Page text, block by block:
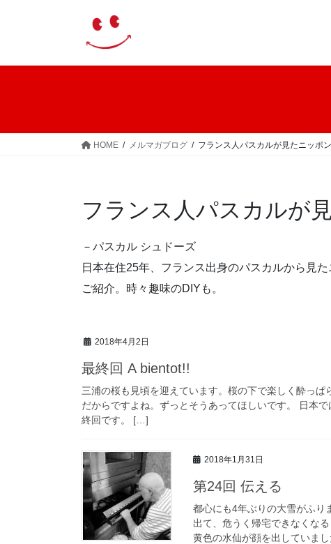
HOME メルマガブログ フランス人パスカルが見たニッポン
フランス人パスカルが
－パスカル シュドーズ
日本在住25年、フランス出身のパスカルから見
ご紹介。時々趣味のDIYも。
2018年4月2日
最終回 A bientot!!
三浦の桜も見頃を迎えています。桜の下で楽しく酔っ
だからですよね。ずっとそうあってほしいです。 日本
終回です。 […]
2018年1月31日
第24回 伝える
都心にも4年ぶりの大雪がふり
出て、危うく帰宅できなくな
黄色の水仙が顔を出していま